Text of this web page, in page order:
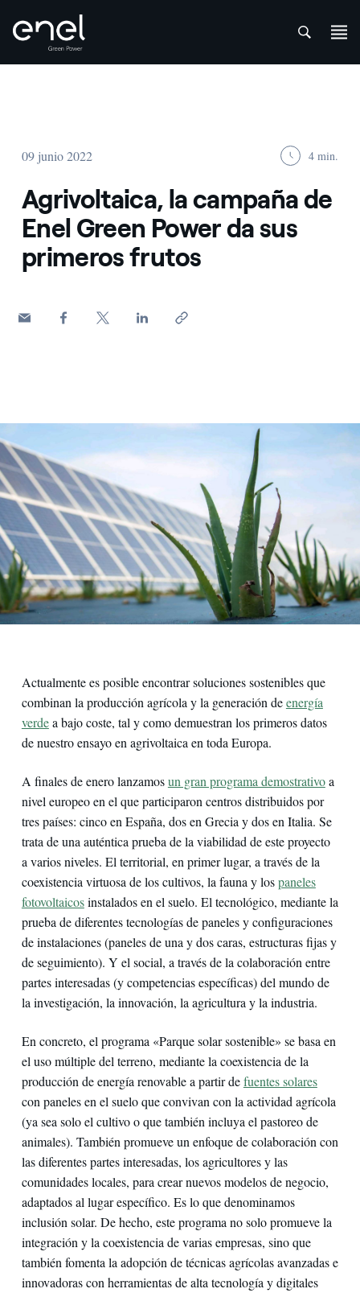
09 junio 2022 4 min.
Agrivoltaica, la campaña de
Enel Green Power da sus
primeros frutos
Actualmente es posible encontrar soluciones sostenibles que
combinan la producción agrícola y la generación deenergía
verdea bajo coste, tal y como demuestran los primeros datos
de nuestro ensayo en agrivoltaica en toda Europa.
A finales de enero lanzamosun gran programa demostrativoa
nivel europeo en el que participaron centros distribuidos por
tres países: cinco en España, dos en Grecia y dos en Italia. Se
trata de una auténtica prueba de la viabilidad de este proyecto
a varios niveles. El territorial, en primer lugar, a través de la
coexistencia virtuosa de los cultivos, la fauna y lospaneles
fotovoltaicosinstalados en el suelo. El tecnológico, mediante la
prueba de diferentes tecnologías de paneles y configuraciones
de instalaciones (paneles de una y dos caras, estructuras fijas y
de seguimiento). Y el social, a través de la colaboración entre
partes interesadas (y competencias específicas) del mundo de
la investigación, la innovación, la agricultura y la industria.
En concreto, el programa «Parque solar sostenible» se basa en
el uso múltiple del terreno, mediante la coexistencia de la
producción de energía renovable a partir defuentes solares
con paneles en el suelo que convivan con la actividad agrícola
(ya sea solo el cultivo o que también incluya el pastoreo de
animales). También promueve un enfoque de colaboración con
las diferentes partes interesadas, los agricultores y las
comunidades locales, para crear nuevos modelos de negocio,
adaptados al lugar específico. Es lo que denominamos
inclusión solar. De hecho, este programa no solo promueve la
integración y la coexistencia de varias empresas, sino que
también fomenta la adopción de técnicas agrícolas avanzadas e
innovadoras con herramientas de alta tecnología y digitales